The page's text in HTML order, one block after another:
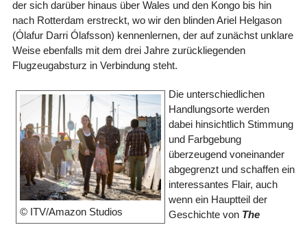
der sich darüber hinaus über Wales und den Kongo bis hin
nach Rotterdam erstreckt, wo wir den blinden Ariel Helgason
(Ólafur Darri Ólafsson) kennenlernen, der auf zunächst unklare
Weise ebenfalls mit dem drei Jahre zurückliegenden
Flugzeugabsturz in Verbindung steht.
© ITV/Amazon Studios
Die unterschiedlichen
Handlungsorte werden
dabei hinsichtlich Stimmung
und Farbgebung
überzeugend voneinander
abgegrenzt und schaffen ein
interessantes Flair, auch
wenn ein Hauptteil der
Geschichte von The